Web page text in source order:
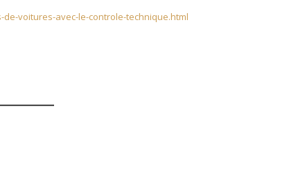
voitures-avec-le-controle-technique.html